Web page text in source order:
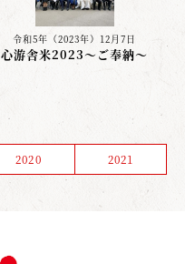
令和5年（2023年）12月7日
心游舎米2023～ご奉納～
2020 2021